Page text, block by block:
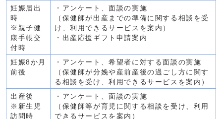
妊娠届出
時
※親子健
康手帳交
付時
・アンケート、面談の実施
（保健師が出産までの準備に関する相談を受
け、利用できるサービスを案内）
・出産応援ギフト申請案内
妊娠8か月
前後
・アンケート、希望者に対する面談の実施
（保健師が分娩や産前産後の過ごし方に関す
る相談を受け、利用できるサービスを案内）
出産後
※新生児
訪問時
・アンケート、面談の実施
（保健師等が育児に関する相談を受け、利用
できるサービスを案内）